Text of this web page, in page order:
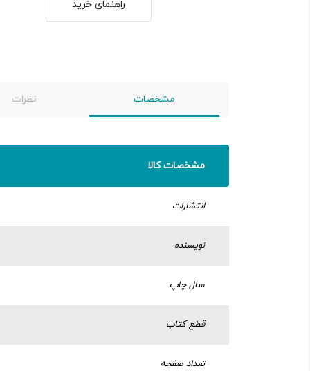
راهنمای خرید
مشخصات نظرات
مشخصات کالا
انتشارات
نویسنده
سال چاپ
قطع کتاب
تعداد صفحه